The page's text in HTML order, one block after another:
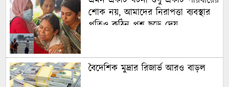
শোক নয়, আমাদের নিরাপত্তা ব্যবস্থার
প্রতিও কঠিন প্রশ্ন ছুড়ে দেয়
বৈদেশিক মুদ্রার রিজার্ভ আরও বাড়ল